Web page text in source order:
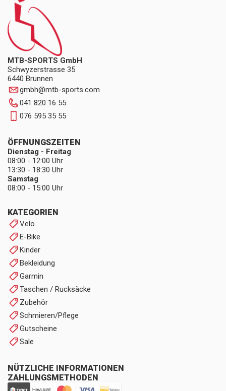
MTB-SPORTS GmbH
Schwyzerstrasse 35
6440 Brunnen
gmbh@mtb-sports.com
041 820 16 55
076 595 35 55
KATEGORIEN
Velo
E-Bike
Kinder
Bekleidung
Garmin
Taschen / Rucksäcke
Zubehör
Schmieren/Pflege
Gutscheine
Sale
NÜTZLICHE INFORMATIONEN
ZAHLUNGSMETHODEN
ÖFFNUNGSZEITEN
Dienstag - Freitag
08:00 - 12:00 Uhr
13:30 - 18:30 Uhr
Samstag
08:00 - 15:00 Uhr